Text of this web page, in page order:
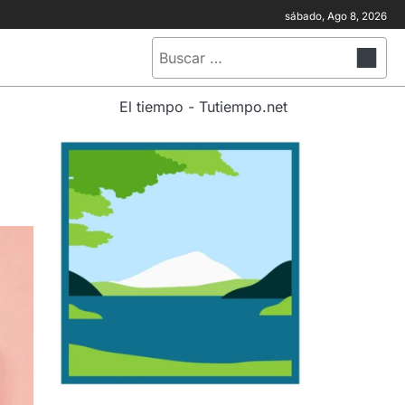
sábado, Ago 8, 2026
Buscar:
El tiempo - Tutiempo.net